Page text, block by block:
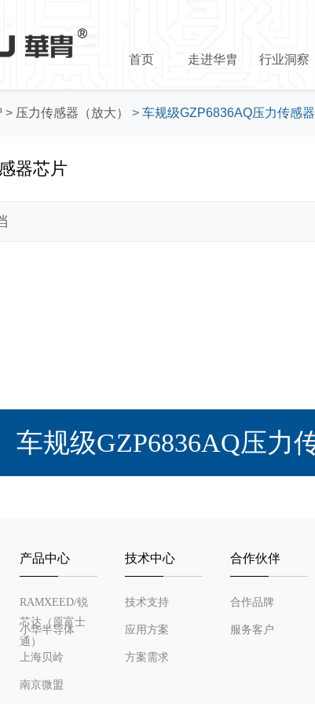
首页 走进华胄 行业洞察
> 压力传感器（放大） > 车规级GZP6836AQ压力传感
器芯片
车规级GZP6836AQ压力
产品中心
RAMXEED/锐
芯达（原富士
通）
小华半导体
上海贝岭
南京微盟
技术中心
技术支持
应用方案
方案需求
合作伙伴
合作品牌
服务客户